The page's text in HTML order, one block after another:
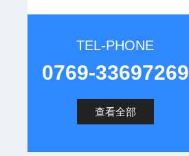
TEL-PHONE
0769-33697269
查看全部